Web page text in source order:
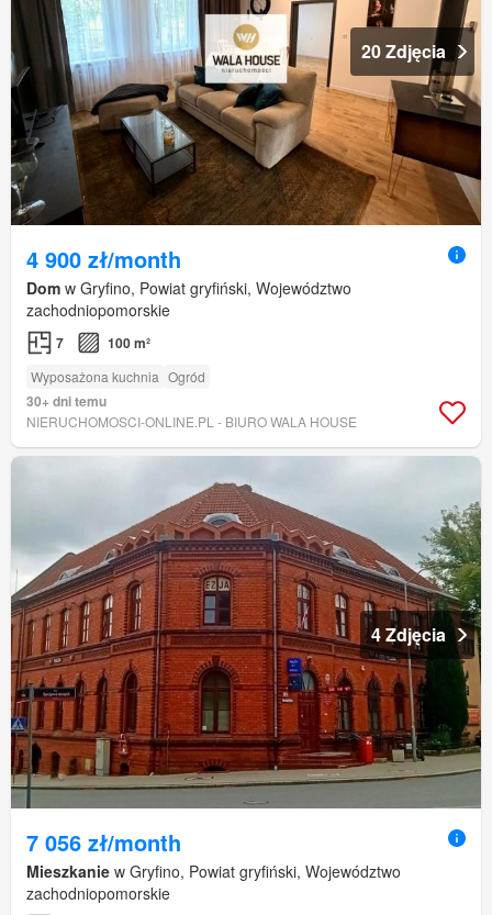
20 Zdjęcia
4 900 zł/month
Dom w Gryfino, Powiat gryfiński, Województwo
zachodniopomorskie
7 100 m²
Wyposażona kuchnia Ogród
30+ dni temu
NIERUCHOMOSCI-ONLINE.PL - BIURO WALA HOUSE
4 Zdjęcia
7 056 zł/month
Mieszkanie w Gryfino, Powiat gryfiński, Województwo
zachodniopomorskie